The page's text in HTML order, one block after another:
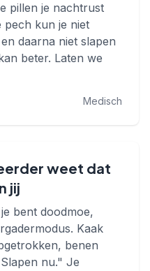
pillen je nachtrust
pech kun je niet
daarna niet slapen
beter. Laten we
Medisch
weet dat
jij
bent doodmoe,
Kaak
benen
nu." Je